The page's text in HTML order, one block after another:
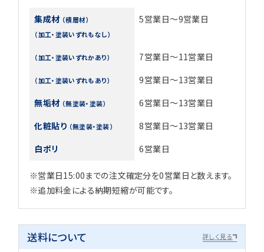
集成材 （積層材）
（加工・塗装いずれもなし）
5営業日～9営業日
（加工・塗装いずれかあり） 7営業日～11営業日
（加工・塗装いずれもあり）
9営業日～13営業日
無垢材 （無塗装・塗装）
6営業日～13営業日
化粧貼り （無塗装・塗装）
8営業日～13営業日
白ポリ
6営業日
※営業日15:00までの注文確定分を0営業日と数えます。
※追加料金による納期短縮が可能です。
送料について 詳しく見る